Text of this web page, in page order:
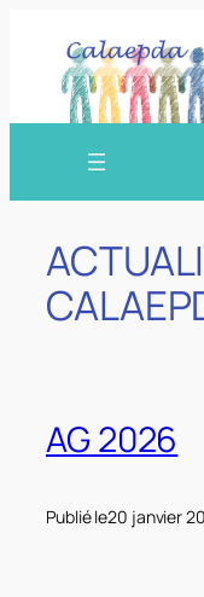
contenu
AG 2026
Publié le20 janvier